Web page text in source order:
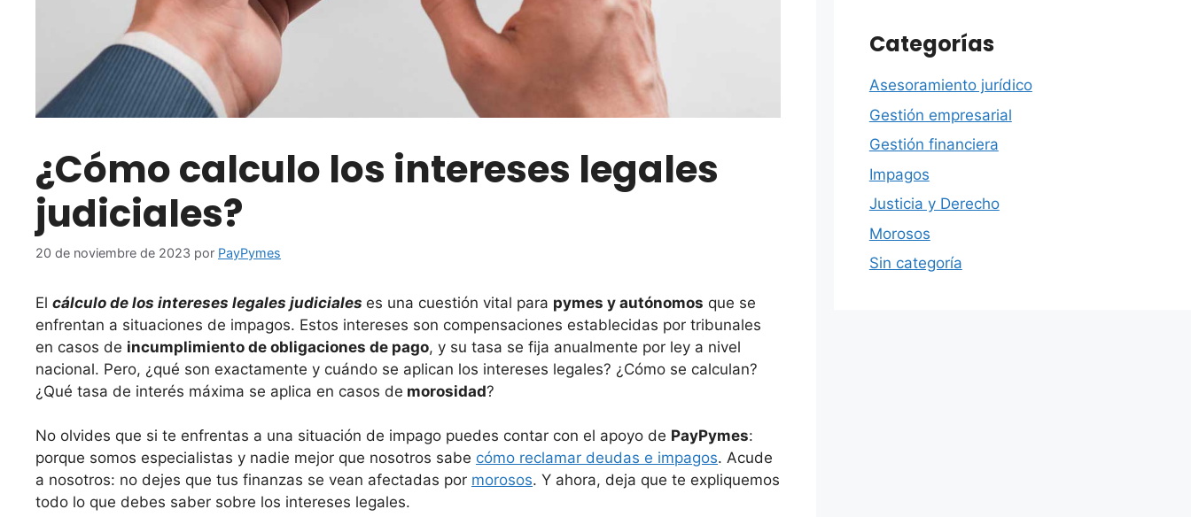
¿Cómo calculo los intereses legales
judiciales?
20 de noviembre de 2023 por PayPymes
El cálculo de los intereses legales judiciales es una cuestión vital para pymes y autónomos que se
enfrentan a situaciones de impagos. Estos intereses son compensaciones establecidas por tribunales
en casos de incumplimiento de obligaciones de pago, y su tasa se fija anualmente por ley a nivel
nacional​​. Pero, ¿qué son exactamente y cuándo se aplican los intereses legales? ¿Cómo se calculan?
¿Qué tasa de interés máxima se aplica en casos de morosidad?
No olvides que si te enfrentas a una situación de impago puedes contar con el apoyo de PayPymes:
porque somos especialistas y nadie mejor que nosotros sabe cómo reclamar deudas e impagos. Acude
a nosotros: no dejes que tus finanzas se vean afectadas por morosos. Y ahora, deja que te expliquemos
todo lo que debes saber sobre los intereses legales.
Categorías
Asesoramiento jurídico
Gestión empresarial
Gestión financiera
Impagos
Justicia y Derecho
Morosos
Sin categoría